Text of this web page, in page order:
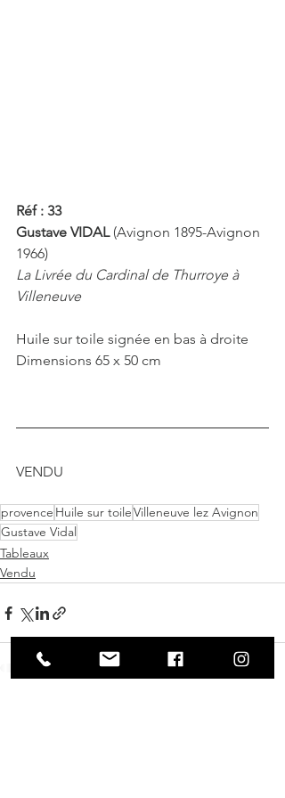
Réf : 33
Gustave VIDAL (Avignon 1895-Avignon
1966)
La Livrée du Cardinal de Thurroye à
Villeneuve
Huile sur toile signée en bas à droite
Dimensions 65 x 50 cm
VENDU
provence Huile sur toileVilleneuve lez Avignon
Gustave Vidal
Tableaux
Vendu